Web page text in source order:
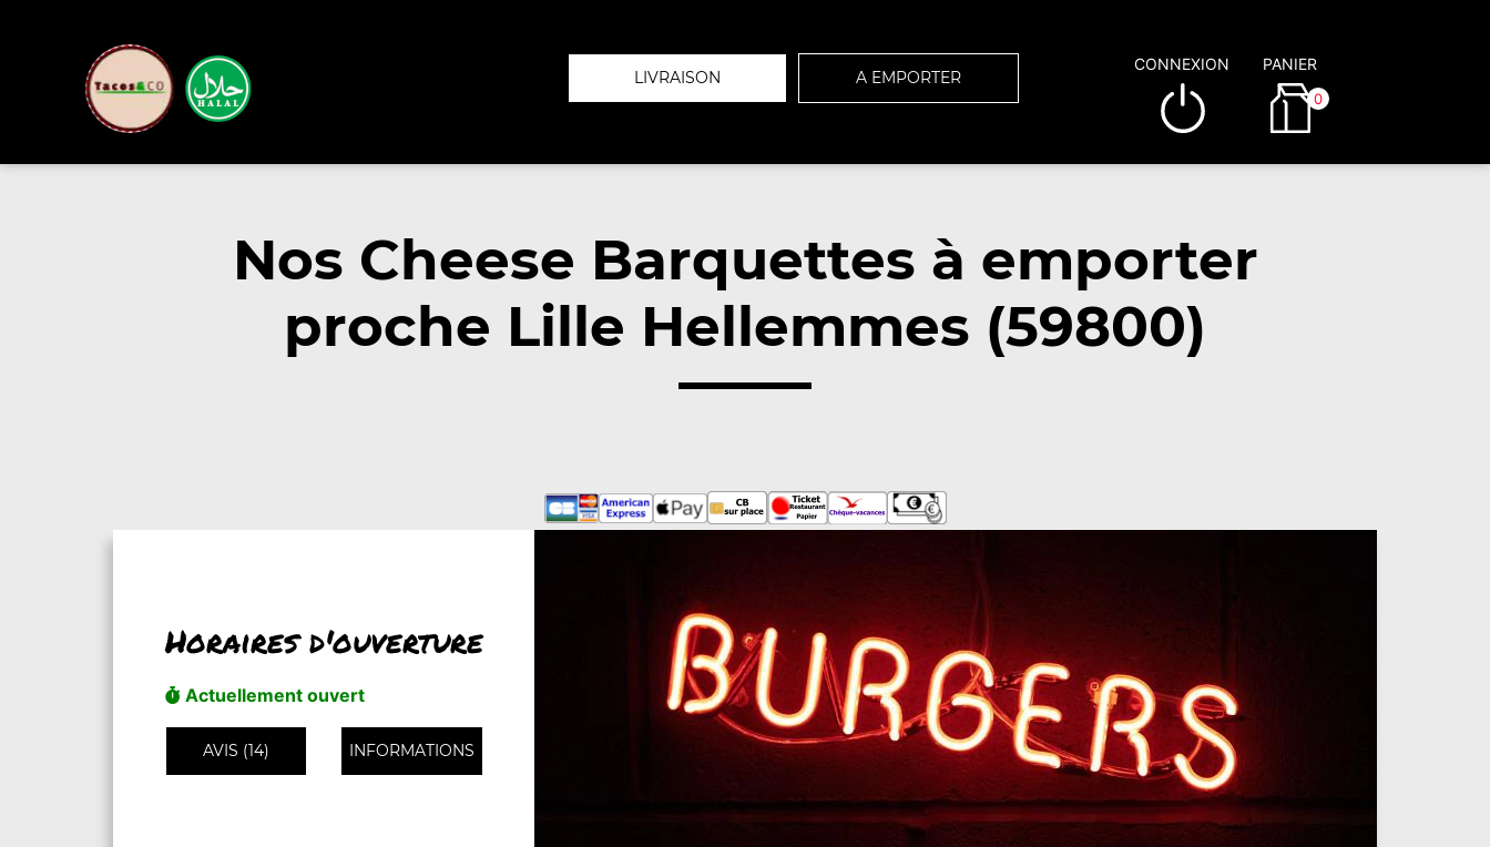
LIVRAISON A EMPORTER
CONNEXION PANIER
0
Nos Cheese Barquettes à emporter
proche Lille Hellemmes (59800)
Horaires d'ouverture
Actuellement ouvert
AVIS (14) INFORMATIONS